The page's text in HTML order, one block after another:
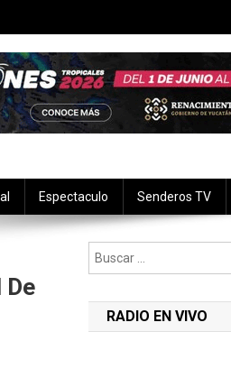
Espectaculo Senderos TV
De
RADIO EN VIVO